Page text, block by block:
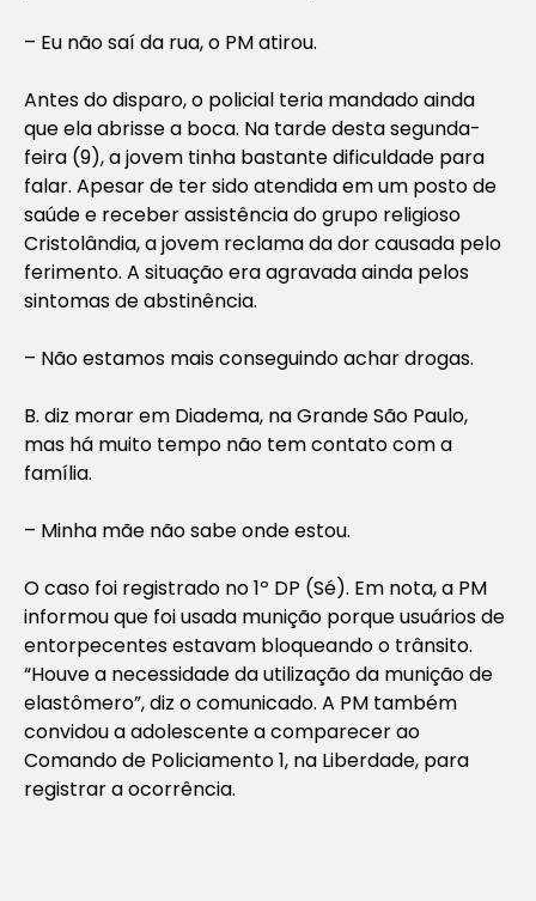
– Eu não saí da rua, o PM atirou.
Antes do disparo, o policial teria mandado ainda
que ela abrisse a boca. Na tarde desta segunda-
feira (9), a jovem tinha bastante dificuldade para
falar. Apesar de ter sido atendida em um posto de
saúde e receber assistência do grupo religioso
Cristolândia, a jovem reclama da dor causada pelo
ferimento. A situação era agravada ainda pelos
sintomas de abstinência.
– Não estamos mais conseguindo achar drogas.
B. diz morar em Diadema, na Grande São Paulo,
mas há muito tempo não tem contato com a
família.
– Minha mãe não sabe onde estou.
O caso foi registrado no 1º DP (Sé). Em nota, a PM
informou que foi usada munição porque usuários de
entorpecentes estavam bloqueando o trânsito.
“Houve a necessidade da utilização da munição de
elastômero”, diz o comunicado. A PM também
convidou a adolescente a comparecer ao
Comando de Policiamento 1, na Liberdade, para
registrar a ocorrência.